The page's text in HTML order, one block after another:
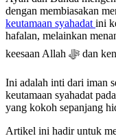
dengan membiasakan
keutamaan syahadatini
hafalan, melainkan
Ini adalah inti dari iman
keutamaan syahadat
yang kokoh sepanjang
Artikel ini hadir untuk